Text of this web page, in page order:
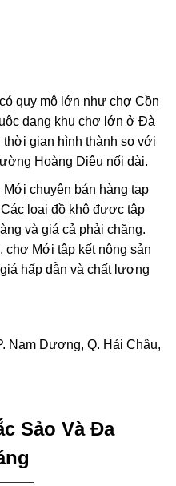
quy mô lớn như chợ Cồn
dạng khu chợ lớn ở Đà
thời gian hình thành so với
Hoàng Diệu nối dài.
Mới chuyên bán hàng tạp
loại đồ khô được tập
và giá cả phải chăng.
Mới tập kết nông sản
hấp dẫn và chất lượng
Nam Dương, Q. Hải Châu,
Sảo Và Đa